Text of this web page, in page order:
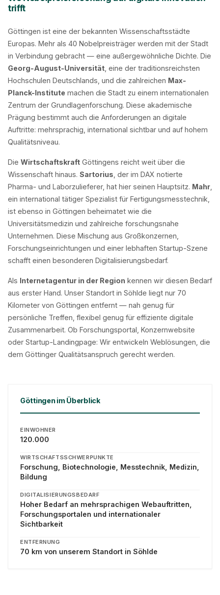
trifft
Göttingen ist eine der bekannten Wissenschaftsstädte
Europas. Mehr als 40 Nobelpreisträger werden mit der Stadt
in Verbindung gebracht — eine außergewöhnliche Dichte. Die
Georg-August-Universität , eine der traditionsreichsten
Hochschulen Deutschlands, und die zahlreichen Max-
Planck-Institute machen die Stadt zu einem internationalen
Zentrum der Grundlagenforschung. Diese akademische
Prägung bestimmt auch die Anforderungen an digitale
Auftritte: mehrsprachig, international sichtbar und auf hohem
Qualitätsniveau.
Die Wirtschaftskraft Göttingens reicht weit über die
Wissenschaft hinaus. Sartorius , der im DAX notierte
Pharma- und Laborzulieferer, hat hier seinen Hauptsitz. Mahr
ein international tätiger Spezialist für Fertigungsmesstechnik,
ist ebenso in Göttingen beheimatet wie die
Universitätsmedizin und zahlreiche forschungsnahe
Unternehmen. Diese Mischung aus Großkonzernen,
Forschungseinrichtungen und einer lebhaften Startup-Szene
schafft einen besonderen Digitalisierungsbedarf.
Als Internetagentur in der Region kennen wir diesen Bedarf
aus erster Hand. Unser Standort in Söhlde liegt nur 70
Kilometer von Göttingen entfernt — nah genug für
persönliche Treffen, flexibel genug für effiziente digitale
Zusammenarbeit. Ob Forschungsportal, Konzernwebsite
oder Startup-Landingpage: Wir entwickeln Weblösungen, die
dem Göttinger Qualitätsanspruch gerecht werden.
Göttingen im Überblick
EINWOHNER
120.000
WIRTSCHAFTSSCHWERPUNKTE
Forschung, Biotechnologie, Messtechnik, Medizin,
Bildung
DIGITALISIERUNGSBEDARF
Hoher Bedarf an mehrsprachigen Webauftritten,
Forschungsportalen und internationaler
Sichtbarkeit
ENTFERNUNG
70 km von unserem Standort in Söhlde